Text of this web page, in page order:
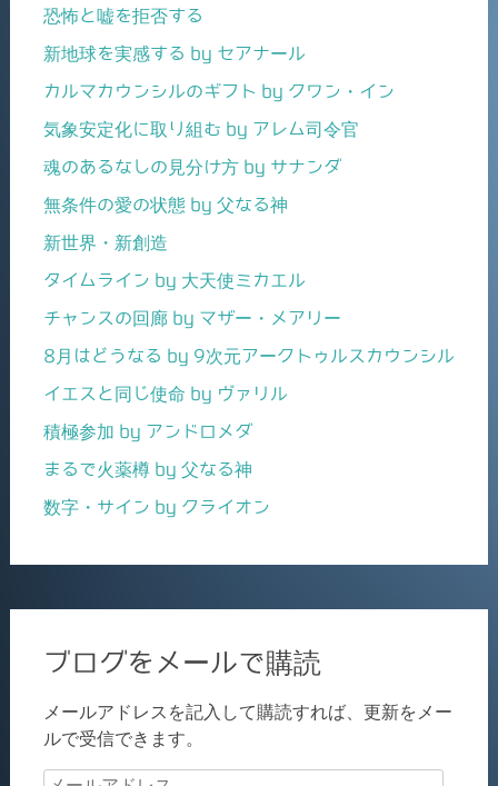
恐怖と嘘を拒否する
新地球を実感する by セアナール
カルマカウンシルのギフト by クワン・イン
気象安定化に取り組む by アレム司令官
魂のあるなしの見分け方 by サナンダ
無条件の愛の状態 by 父なる神
新世界・新創造
タイムライン by 大天使ミカエル
チャンスの回廊 by マザー・メアリー
8月はどうなる by 9次元アークトゥルスカウンシル
イエスと同じ使命 by ヴァリル
積極参加 by アンドロメダ
まるで火薬樽 by 父なる神
数字・サイン by クライオン
ブログをメールで購読
メールアドレスを記入して購読すれば、更新をメー
ルで受信できます。
メ